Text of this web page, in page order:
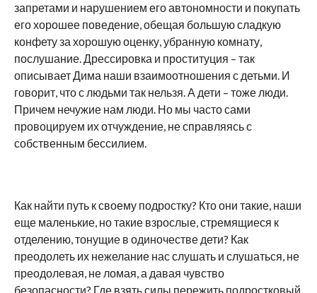
запретами и нарушением его автономности и покупать
его хорошее поведение, обещая большую сладкую
конфету за хорошую оценку, убранную комнату,
послушание. Дрессировка и проституция – так
описывает Дима наши взаимоотношения с детьми. И
говорит, что с людьми так нельзя. А дети – тоже люди.
Причем нечужие нам люди. Но мы часто сами
провоцируем их отчуждение, не справляясь с
собственным бессилием.
Как найти путь к своему подростку? Кто они такие, наши
еще маленькие, но такие взрослые, стремящиеся к
отделению, тонущие в одиночестве дети? Как
преодолеть их нежелание нас слушать и слушаться, не
преодолевая, не ломая, а давая чувство
безопасности? Где взять силы пережить подростковый